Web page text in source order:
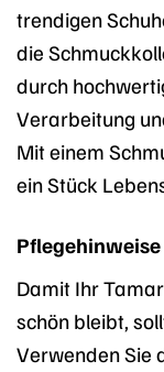
trendigen
die
durch
Verarbeitung
Mit einem
ein Stück
Damit Ihr
schön bleibt,
Verwenden Sie